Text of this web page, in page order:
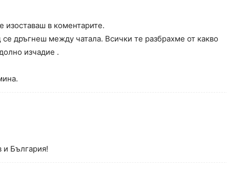
изоставаш в коментарите.
дръгнеш между чатала. Всички те разбрахме от какво
изчадие .
и България!